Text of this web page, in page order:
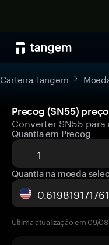
Carteira Tangem
Precog (SN55)
Converter SN55 para
Quantia em Precog
Quantia na moeda
Última atualização em 09/